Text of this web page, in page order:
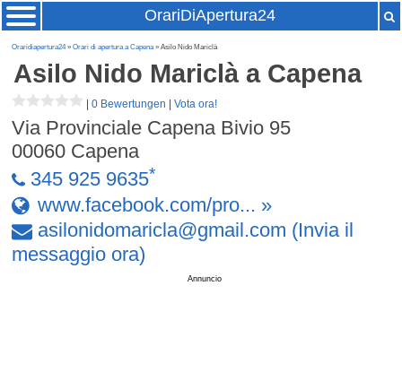
OrariDiApertura24
Oraridiapertura24»Orari di apertura a Capena» Asilo Nido Mariclà
Asilo Nido Mariclàa Capena
|0 Bewertungen |Vota ora!
Via Provinciale Capena Bivio 95
00060 Capena
345 925 9635*
www.facebook.com/pro... »
asilonidomaricla@gmail .com (Invia il
messaggio ora)
Annuncio